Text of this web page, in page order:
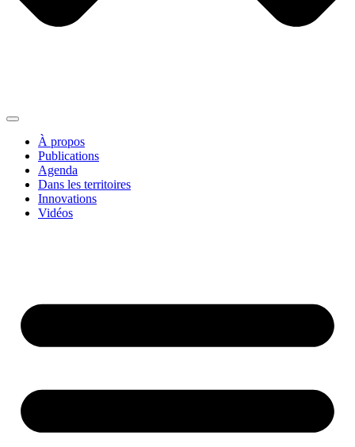
À propos
Publications
Agenda
Dans les territoires
Innovations
Vidéos